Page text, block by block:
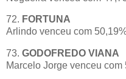
72. FORTUNA
Arlindo venceu com
73. GODOFREDO VIANA
Marcelo Jorge venceu com